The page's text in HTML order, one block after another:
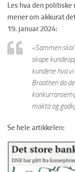
Les hva den politiske
mener om akkurat
19. januar 2024:
«Sammen
skape
kundene hva
Braathen da
makta og
Se hele artikkelen: